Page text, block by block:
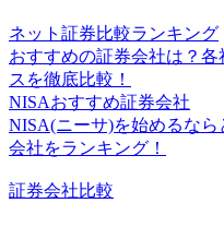
ネット証券比較ランキング
おすすめの証券会社は？
スを徹底比較！
NISAおすすめ証券会社
NISA(ニーサ)を始めるな
会社をランキング！
証券会社比較